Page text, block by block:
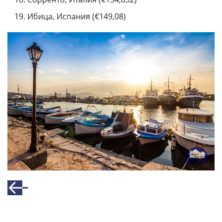
Ибица, Испания (€149,08)